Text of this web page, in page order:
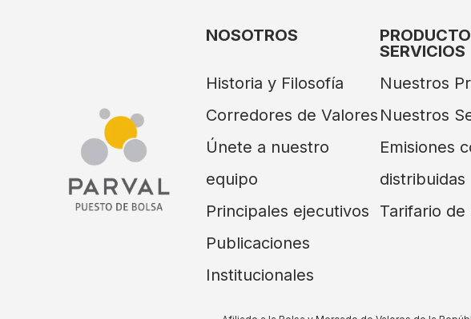
NOSOTROS
Historia y Filosofía
Corredores de Valores
Únete a nuestro
equipo
Principales ejecutivos
Publicaciones
Institucionales
SERVICIOS
Nuestros
Nuestros
Emisiones
distribuidas
Tarifario de